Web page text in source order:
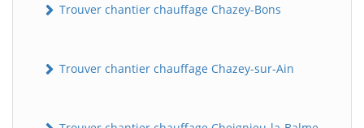
Trouver chantier chauffage Chazey-Bons
Trouver chantier chauffage Chazey-sur-Ain